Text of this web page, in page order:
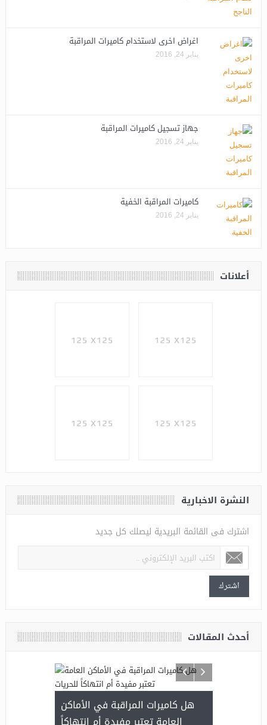
اغراض اخرى لاستخدام كاميرات المراقبة
يناير 24, 2016
جهاز تسجيل كاميرات المراقبة
يناير 24, 2016
كاميرات المراقبة الخفية
يناير 24, 2016
أعلانات
النشرة الاخبارية
اشترك فى القائمة البريدية ليصلك كل جديد
اشترك
أحدث المقالات
هل كاميرات المراقبة في الأماكن